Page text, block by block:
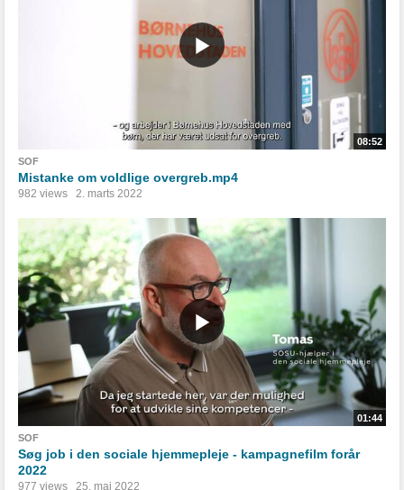
08:52
SOF
Mistanke om voldlige overgreb.mp4
982 views 2. marts 2022
01:44
SOF
Søg job i den sociale hjemmepleje - kampagnefilm forår
2022
977 views 25. maj 2022